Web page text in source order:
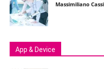
Massimiliano
App & Device